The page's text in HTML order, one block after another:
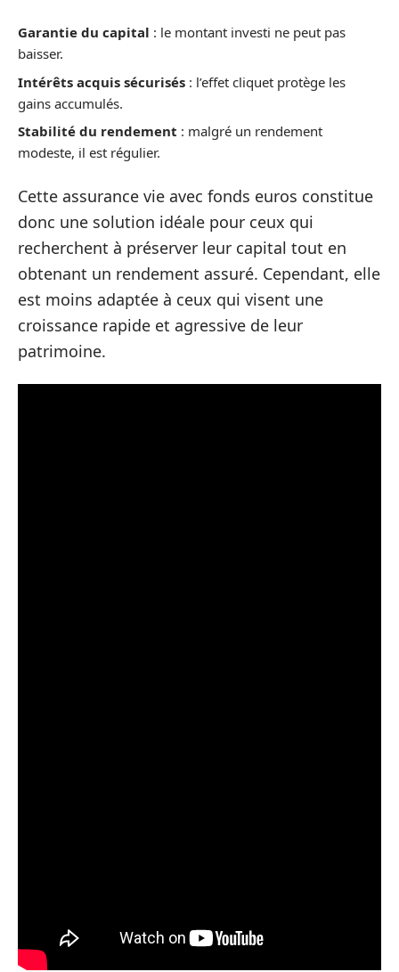
Garantie du capital : le montant investi ne peut pas
baisser.
Intérêts acquis sécurisés : l’effet cliquet protège les
gains accumulés.
Stabilité du rendement : malgré un rendement
modeste, il est régulier.
Cette assurance vie avec fonds euros constitue
donc une solution idéale pour ceux qui
recherchent à préserver leur capital tout en
obtenant un rendement assuré. Cependant, elle
est moins adaptée à ceux qui visent une
croissance rapide et agressive de leur
patrimoine.